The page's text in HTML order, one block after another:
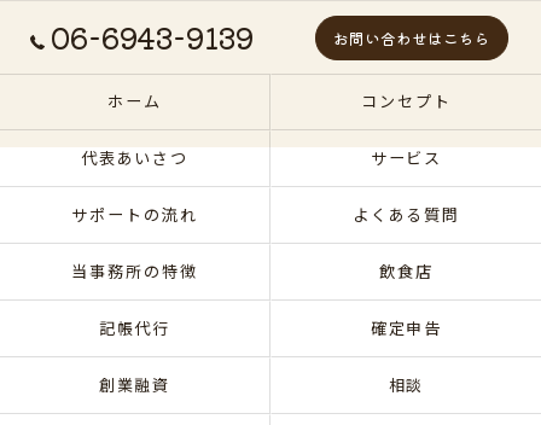
06-6943-9139 お問い合わせはこちら
ホーム コンセプト
代表あいさつ サービス
サポートの流れ よくある質問
当事務所の特徴 飲食店
記帳代行 確定申告
創業融資 相談